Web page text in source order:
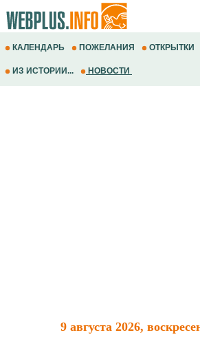
КАЛЕНДАРЬ ПОЖЕЛАНИЯ ОТКРЫТКИ
ИЗ ИСТОРИИ... НОВОСТИ
9 августа 2026,